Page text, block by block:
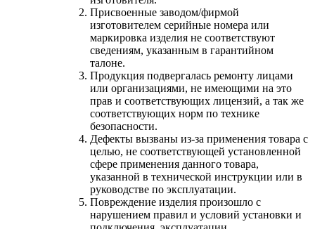
Присвоенные заводом/фирмой
изготовителем серийные номера или
маркировка изделия не соответствуют
сведениям, указанным в гарантийном
талоне.
Продукция подвергалась ремонту лицами
или организациями, не имеющими на это
прав и соответствующих лицензий, а так же
соответствующих норм по технике
безопасности.
Дефекты вызваны из-за применения товара с
целью, не соответствующей установленной
сфере применения данного товара,
указанной в технической инструкции или в
руководстве по эксплуатации.
Повреждение изделия произошло с
нарушением правил и условий установки и